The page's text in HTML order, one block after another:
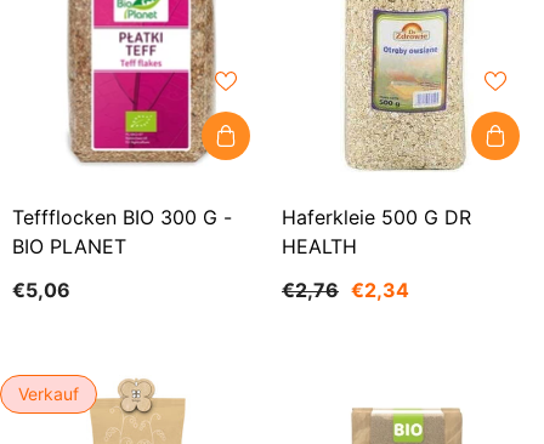
Teffflocken BIO 300 G -
BIO PLANET
€5,06
Haferkleie 500 G DR
HEALTH
€2,76 €2,34
Verkauf